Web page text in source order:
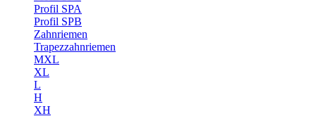
Profil SPA
Profil SPB
Zahnriemen
Trapezzahnriemen
MXL
XL
L
H
XH